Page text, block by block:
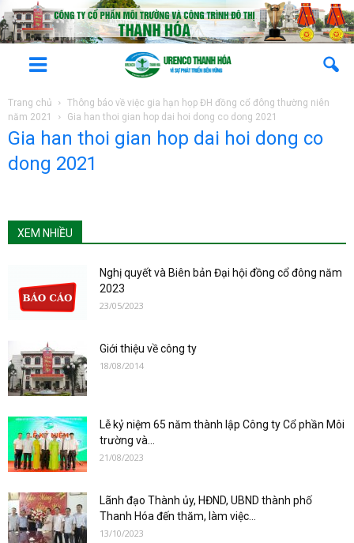
Trang chủ
Thông báo về việc gia hạn họp ĐH đồng cổ đông thường niên
năm 2021
Gia han thoi gian hop dai hoi dong co dong 2021
Gia han thoi gian hop dai hoi dong co
dong 2021
XEM NHIỀU
Nghị quyết và Biên bản Đại hội đồng cổ đông năm
2023
23/05/2023
Giới thiệu về công ty
18/08/2014
Lễ kỷ niệm 65 năm thành lập Công ty Cổ phần Môi
trường và...
21/08/2023
Lãnh đạo Thành ủy, HĐND, UBND thành phố
Thanh Hóa đến thăm, làm việc...
13/10/2023